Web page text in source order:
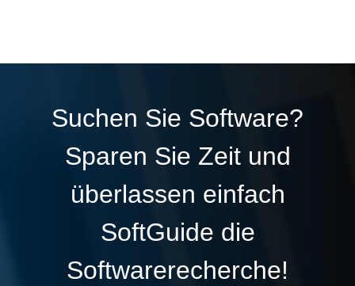
Suchen Sie Software?
Sparen Sie Zeit und
überlassen einfach
SoftGuide die
Softwarerecherche!